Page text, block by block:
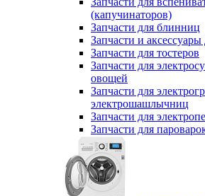
(капучинаторов)
Запчасти для блинниц
Запчасти и
Запчасти для тостеров
Запчасти для
овощей
Запчасти для
электрошашлычниц
Запчасти для
Запчасти для